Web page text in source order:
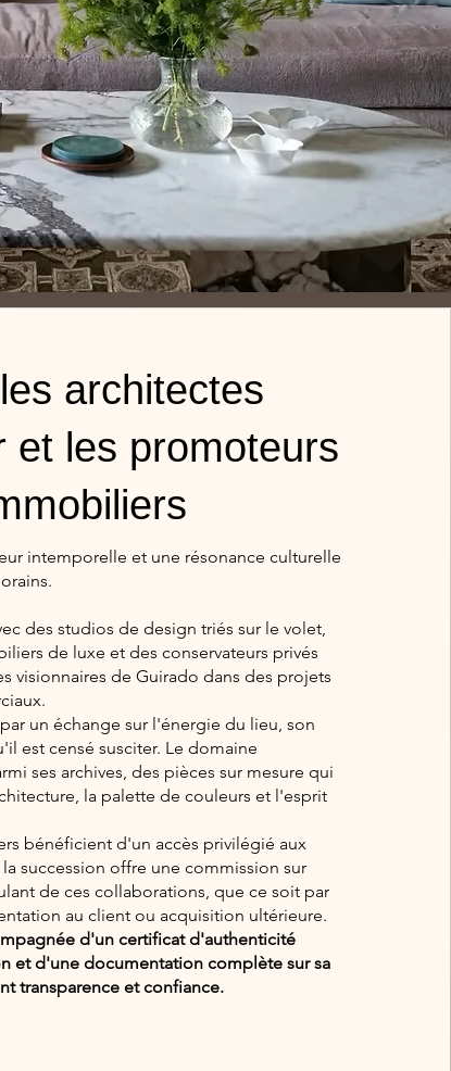
architectes
et les promoteurs
intemporelle et une résonance culturelle
des studios de design triés sur le volet,
de luxe et des conservateurs privés
visionnaires de Guirado dans des projets
un échange sur l'énergie du lieu, son
est censé susciter. Le domaine
ses archives, des pièces sur mesure qui
la palette de couleurs et l'esprit
bénéficient d'un accès privilégié aux
succession offre une commission sur
de ces collaborations, que ce soit par
au client ou acquisition ultérieure.
d'un certificat d'authenticité
et d'une documentation complète sur sa
transparence et confiance.